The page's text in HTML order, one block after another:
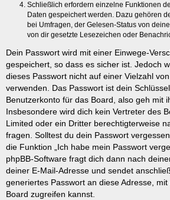
Schließlich erfordern einzelne Funktionen
Daten gespeichert werden. Dazu gehören
bei Umfragen, der Gelesen-Status von
von dir gesetzte Lesezeichen oder
Dein Passwort wird mit einer Einwege-
gespeichert, so dass es sicher ist. Jedoch
dieses Passwort nicht auf einer Vielzahl
verwenden. Das Passwort ist dein
Benutzerkonto für das Board, also geh mit
Insbesondere wird dich kein Vertreter des
Limited oder ein Dritter berechtigterweise
fragen. Solltest du dein Passwort
die Funktion „Ich habe mein Passwort
phpBB-Software fragt dich dann nach
deiner E-Mail-Adresse und sendet
generiertes Passwort an diese Adresse,
Board zugreifen kannst.